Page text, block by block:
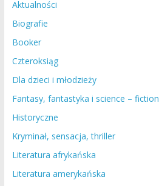
Aktualności
Biografie
Booker
Czteroksiąg
Dla dzieci i młodzieży
Fantasy, fantastyka i science – fiction
Historyczne
Kryminał, sensacja, thriller
Literatura afrykańska
Literatura amerykańska